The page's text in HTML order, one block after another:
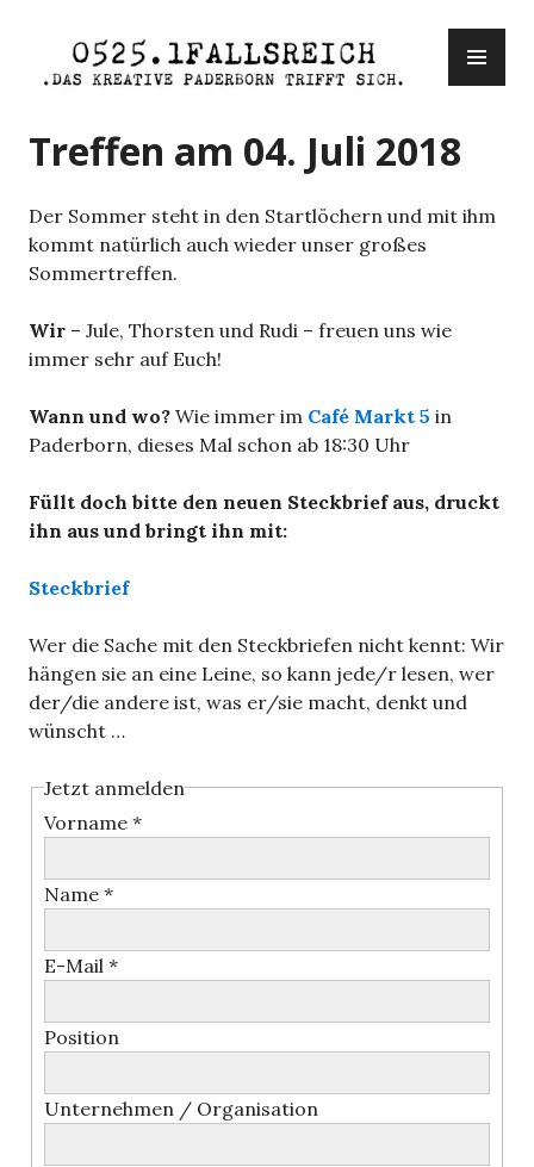
Inhalt
springen
0525.1fallsreich
Treffen am 04. Juli 2018
Der Sommer steht in den Startlöchern und mit ihm
kommt natürlich auch wieder unser großes
Sommertreffen.
Wir – Jule, Thorsten und Rudi – freuen uns wie
immer sehr auf Euch!
Wann und wo? Wie immer im Café Markt 5 in
Paderborn, dieses Mal schon ab 18:30 Uhr
Füllt doch bitte den neuen Steckbrief aus, druckt
ihn aus und bringt ihn mit:
Steckbrief
Wer die Sache mit den Steckbriefen nicht kennt: Wir
hängen sie an eine Leine, so kann jede/r lesen, wer
der/die andere ist, was er/sie macht, denkt und
wünscht …
Jetzt anmelden
Vorname *
Name *
E-Mail *
Position
Unternehmen / Organisation